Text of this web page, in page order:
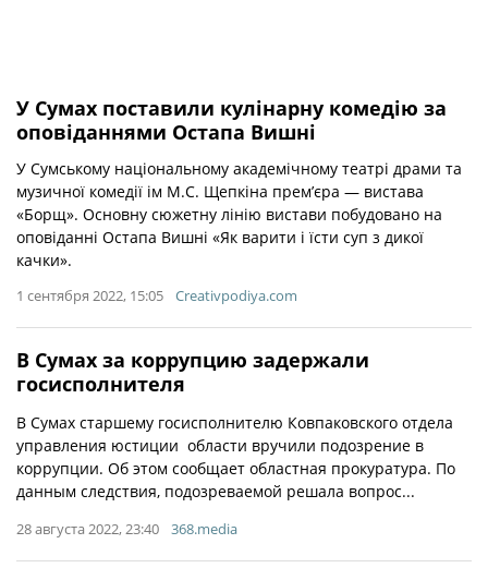
У Сумах поставили кулінарну комедію за
оповіданнями Остапа Вишні
У Сумському національному академічному театрі драми та
музичної комедії ім М.С. Щепкіна прем’єра — вистава
«Борщ». Основну сюжетну лінію вистави побудовано на
оповіданні Остапа Вишні «Як варити і їсти суп з дикої
качки».
1 сентября 2022, 15:05 Creativpodiya.com
В Сумах за коррупцию задержали
госисполнителя
В Сумах старшему госисполнителю Ковпаковского отдела
управления юстиции области вручили подозрение в
коррупции. Об этом сообщает областная прокуратура. По
данным следствия, подозреваемой решала вопрос...
28 августа 2022, 23:40 368.media